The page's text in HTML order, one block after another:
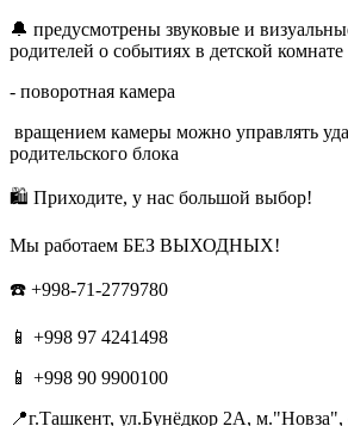
🔔 предусмотрены звуковые и
родителей о событиях в детской комнате
- поворотная камера
вращением камеры можно управлять
родительского блока
🛍 Приходите, у нас большой выбор!
Мы работаем БЕЗ ВЫХОДНЫХ!
☎️ +998-71-2779780
📱 +998 97 4241498
📱 +998 90 9900100
📍г.Ташкент, ул.Бунёдкор 2А, м."Новза",